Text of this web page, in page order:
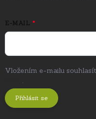
E-MAIL
Vložením e-mailu
.
Přihlásit se